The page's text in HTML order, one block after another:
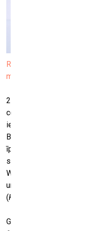
Rozi Braidoti
mākslas centra
27. novembrī plkst. 18.00
centrā tiks atklāts jau 19.
ievērojamās feminisma
Braidoti grāmata
īpaši veidota performanču
sadarbībā ar Kauņas
West. BMW”.
un Ukrainas – Joelis
(Kalynovska-Kravčuk
Grāmata “Nomadiskie